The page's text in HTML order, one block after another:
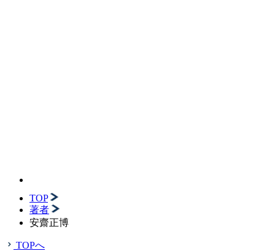
TOP
著者
安齋正博
TOPへ